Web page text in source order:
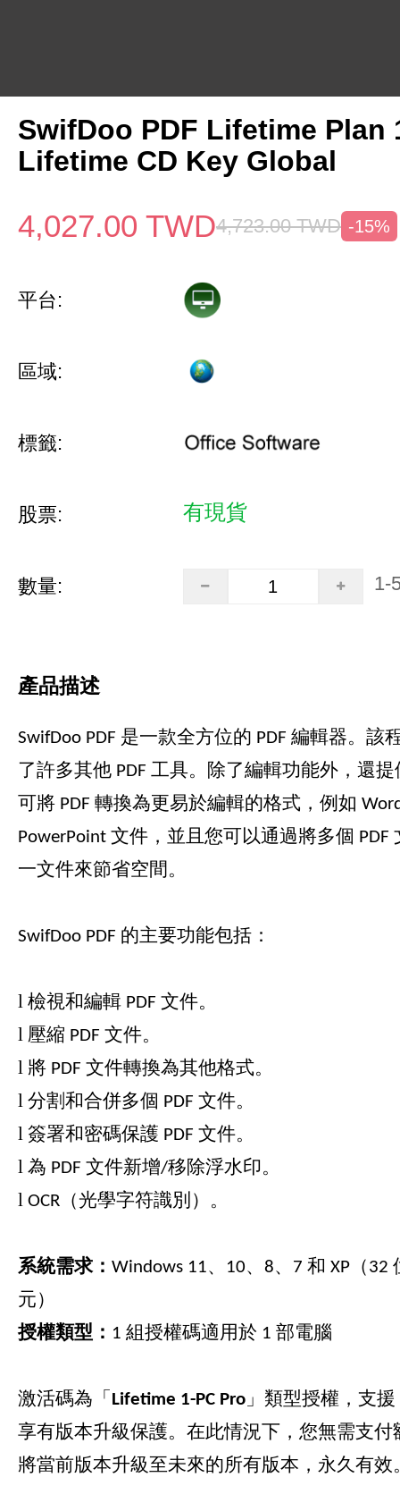
SwifDoo PDF Lifetime Plan
Lifetime CD Key Global
4,027.00 TWD4,723.00 TWD -15%
平台:
區域:
標籤:
股票: 有現貨
數量: 1-
產品描述
SwifDoo PDF 是一款全方位的 PDF 編輯器。該
了許多其他 PDF 工具。除了編輯功能外，還
可將 PDF 轉換為更易於編輯的格式，例如
PowerPoint 文件，並且您可以通過將多個 PDF
一文件來節省空間。
SwifDoo PDF 的主要功能包括：
l 檢視和編輯 PDF 文件。
l 壓縮 PDF 文件。
l 將 PDF 文件轉換為其他格式。
l 分割和合併多個 PDF 文件。
l 簽署和密碼保護 PDF 文件。
l 為 PDF 文件新增/移除浮水印。
l OCR（光學字符識別）。
系統需求： Windows 11、10、8、7 和 XP（32
元）
授權類型： 1 組授權碼適用於 1 部電腦
激活碼為「 Lifetime 1-PC Pro 」類型授權，支
享有版本升級保護。在此情況下，您無需支付
將當前版本升級至未來的所有版本，永久有效